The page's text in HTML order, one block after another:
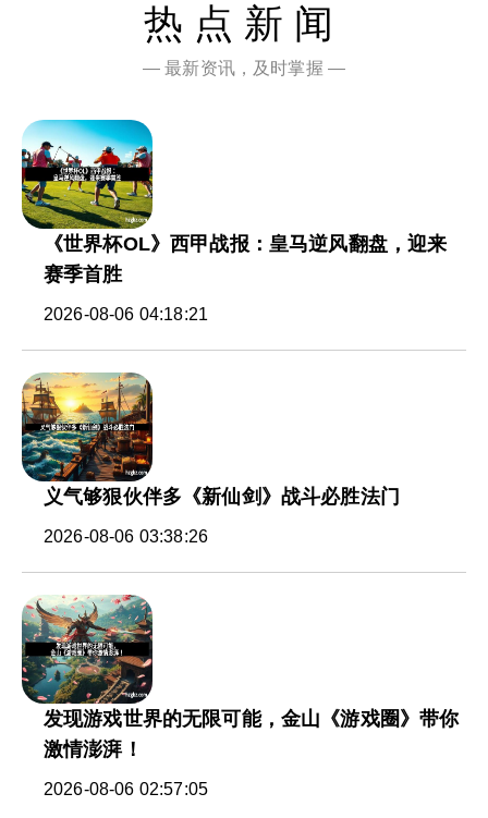
热点新闻
— 最新资讯，及时掌握 —
《世界杯OL》西甲战报：皇马逆风翻盘，迎来
赛季首胜
2026-08-06 04:18:21
义气够狠伙伴多《新仙剑》战斗必胜法门
2026-08-06 03:38:26
发现游戏世界的无限可能，金山《游戏圈》带你
激情澎湃！
2026-08-06 02:57:05